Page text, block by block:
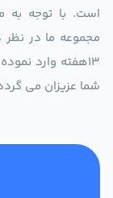
است. با توجه به
مجموعه ما در نظر
13هفته وارد
شما عزیزان می